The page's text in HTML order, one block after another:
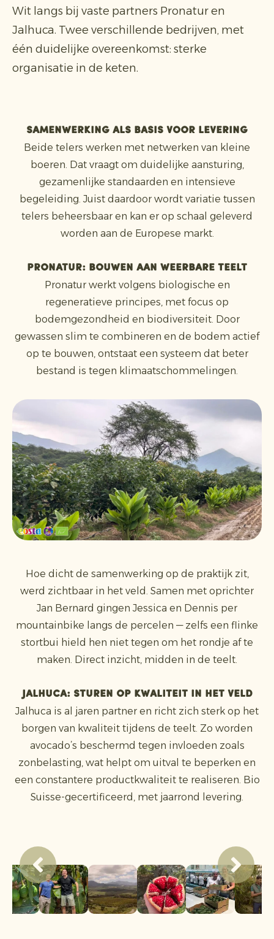
Wit langs bij vaste partners Pronatur en
Jalhuca. Twee verschillende bedrijven, met
één duidelijke overeenkomst: sterke
organisatie in de keten.
Samenwerking als basis voor levering
Beide telers werken met netwerken van kleine
boeren. Dat vraagt om duidelijke aansturing,
gezamenlijke standaarden en intensieve
begeleiding. Juist daardoor wordt variatie tussen
telers beheersbaar en kan er op schaal geleverd
worden aan de Europese markt.
Pronatur: bouwen aan weerbare teelt
Pronatur werkt volgens biologische en
regeneratieve principes, met focus op
bodemgezondheid en biodiversiteit. Door
gewassen slim te combineren en de bodem actief
op te bouwen, ontstaat een systeem dat beter
bestand is tegen klimaatschommelingen.
Hoe dicht de samenwerking op de praktijk zit,
werd zichtbaar in het veld. Samen met oprichter
Jan Bernard gingen Jessica en Dennis per
mountainbike langs de percelen — zelfs een flinke
stortbui hield hen niet tegen om het rondje af te
maken. Direct inzicht, midden in de teelt.
Jalhuca: sturen op kwaliteit in het veld
Jalhuca is al jaren partner en richt zich sterk op het
borgen van kwaliteit tijdens de teelt. Zo worden
avocado’s beschermd tegen invloeden zoals
zonbelasting, wat helpt om uitval te beperken en
een constantere productkwaliteit te realiseren. Bio
Suisse-gecertificeerd, met jaarrond levering.